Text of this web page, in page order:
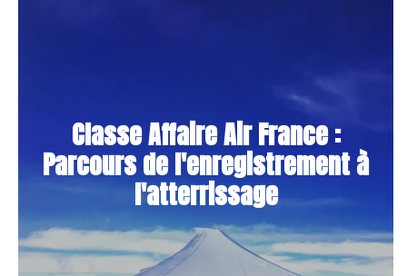
Classe Affaire Air France :
Parcours de l'enregistrement à
l'atterrissage